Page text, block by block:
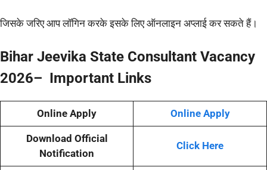
जिसके जरिए आप लॉगिन करके इसके लिए ऑनलाइन अप्लाई कर सकते हैं।
Bihar Jeevika State Consultant Vacancy
2026– Important Links
Online Apply Online Apply
Download Official
Notification
Click Here